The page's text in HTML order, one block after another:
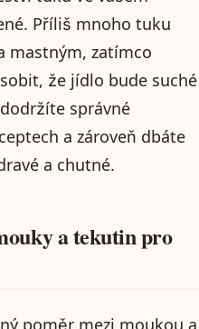
Příliš mnoho tuku
mastným, zatímco
že jídlo bude suché
správné
a zároveň dbáte
a chutné.
a tekutin pro
poměr mezi moukou a